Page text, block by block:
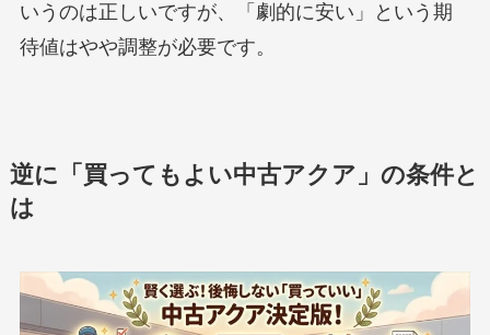
いうのは正しいですが、「劇的に安い」という期
待値はやや調整が必要です。
逆に「買ってもよい中古アクア」の条件と
は